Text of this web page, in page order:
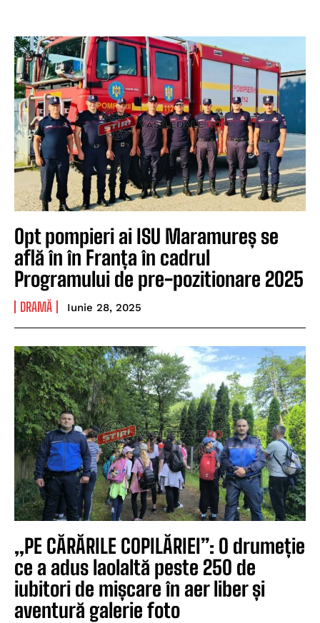
Opt pompieri ai ISU Maramureș se
află în în Franța în cadrul
Programului de pre-pozitionare 2025
DRAMĂ Iunie 28, 2025
„PE CĂRĂRILE COPILĂRIEI”: O drumeție
ce a adus laolaltă peste 250 de
iubitori de mișcare în aer liber și
aventură galerie foto